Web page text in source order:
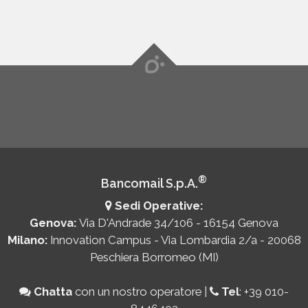
Bancomail S.p.A.®
Sedi Operative:
Genova: Via D'Andrade 34/106 - 16154 Genova
Milano: Innovation Campus - Via Lombardia 2/a - 20068
Peschiera Borromeo (MI)
Chatta con un nostro operatore | Tel: +39 010-